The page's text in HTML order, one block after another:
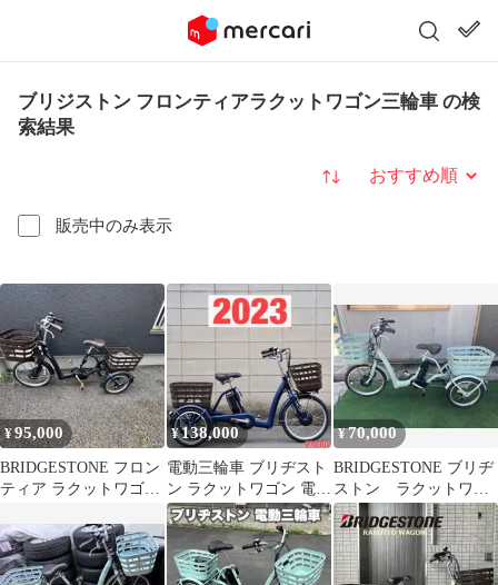
ブリジストン フロンティアラクットワゴン三輪車 の検
索結果
販売中のみ表示
並び替え
¥95,000
BRIDGESTONE フロン
ティア ラクットワゴン
車
¥138,000
電動三輪車 ブリヂスト
ン ラクットワゴン 電動
アシスト 電動自転車
070302
¥70,000
BRIDGESTONE ブリヂ
ストン ラクットワゴ
ン 三輪 電動アシス
ト自転車